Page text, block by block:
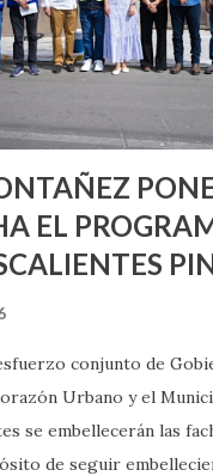
sexo será increíble y
pero como cualquier
te dirá, siempre es mejor
EL
conjunto de
Urbano y el
se embellecerán las
de seguir